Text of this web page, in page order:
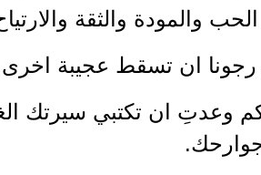
والمودة والثقة
ان تسقط عجيبة اخرى
وعدتِ ان تكتبي سيرتك